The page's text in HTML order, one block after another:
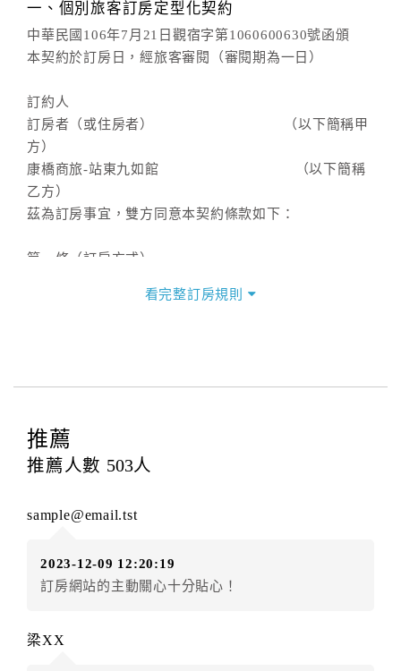
一、個別旅客訂房定型化契約
中華民國106年7月21日觀宿字第1060600630號函頒
本契約於訂房日，經旅客審閱（審閱期為一日）
訂約人
訂房者（或住房者） （以下簡稱甲
方）
康橋商旅-站東九如館 （以下簡稱
乙方）
茲為訂房事宜，雙方同意本契約條款如下：
第一條（訂房方式）
房者，乙方接受訂房時，應以書面或雙方約定方式即時
第三條（房價及其內容）
不得變更。
服務費），乙方除提供住宿外，尚包括（依預訂專案內
容提供之服務）。
第四條（入住、退房時間）
看完整訂房規則
推薦
推薦人數 503人
sample@email.tst
2023-12-09 12:20:19
訂房網站的主動關心十分貼心！
梁XX